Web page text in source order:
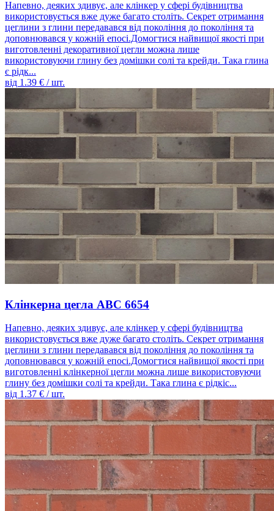
Напевно, деяких здивує, але клінкер у сфері будівництва
використовується вже дуже багато століть. Секрет отримання
цеглини з глини передавався від покоління до покоління та
доповнювався у кожній епосі.Домогтися найвищої якості при
виготовленні декоративної цегли можна лише
використовуючи глину без домішки солі та крейди. Така глина
є рідк...
від 1.39 € / шт.
Клінкерна цегла ABC 6654
Напевно, деяких здивує, але клінкер у сфері будівництва
використовується вже дуже багато століть. Секрет отримання
цеглини з глини передавався від покоління до покоління та
доповнювався у кожній епосі.Домогтися найвищої якості при
виготовленні клінкерної цегли можна лише використовуючи
глину без домішки солі та крейди. Така глина є рідкіс...
від 1.37 € / шт.